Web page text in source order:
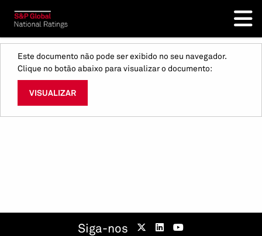
Este documento não pode ser exibido no seu navegador.
Clique no botão abaixo para visualizar o documento:
VISUALIZAR
Siga-nos